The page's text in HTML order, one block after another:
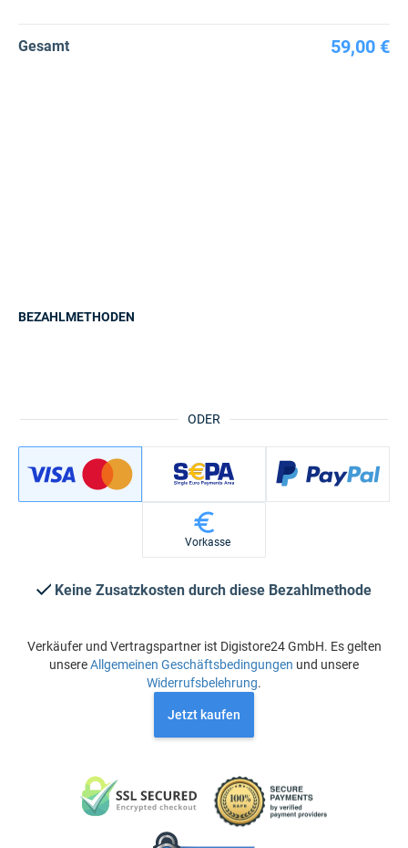
Gesamt 59,00 €
ODER
BEZAHLMETHODEN
Vorkasse
Keine Zusatzkosten durch diese Bezahlmethode
Verkäufer und Vertragspartner ist Digistore24 GmbH. Es gelten
unsereAllgemeinen Geschäftsbedingungen und unsere
Widerrufsbelehrung.
Jetzt kaufen